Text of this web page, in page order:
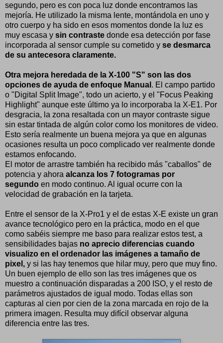
segundo, pero es con poca luz donde encontramos las
mejoría. He utilizado la misma lente, montándola en uno y
otro cuerpo y ha sido en esos momentos donde la luz es
muy escasa y sin contraste donde esa detección por fase
incorporada al sensor cumple su cometido y se desmarca
de su antecesora claramente.
Otra mejora heredada de la X-100 "S" son las dos
opciones de ayuda de enfoque Manual . El campo partido
o "Digital Split Image", todo un acierto, y el "Focus Peaking
Highlight" aunque este último ya lo incorporaba la X-E1. Por
desgracia, la zona resaltada con un mayor contraste sigue
sin estar tintada de algún color como los monitores de video.
Esto sería realmente un buena mejora ya que en algunas
ocasiones resulta un poco complicado ver realmente donde
estamos enfocando.
El motor de arrastre también ha recibido más "caballos" de
potencia y ahora alcanza los 7 fotogramas por
segundo en modo continuo. Al igual ocurre con la
velocidad de grabación en la tarjeta.
Entre el sensor de la X-Pro1 y el de estas X-E existe un gran
avance tecnológico pero en la práctica, modo en el que
como sabéis siempre me baso para realizar estos test, a
sensibilidades bajas no aprecio diferencias cuando
visualizo en el ordenador las imágenes a tamaño de
pixel, y si las hay tenemos que hilar muy, pero que muy fino.
Un buen ejemplo de ello son las tres imágenes que os
muestro a continuación disparadas a 200 ISO, y el resto de
parámetros ajustados de igual modo. Todas ellas son
capturas al cien por cien de la zona marcada en rojo de la
primera imagen. Resulta muy difícil observar alguna
diferencia entre las tres.